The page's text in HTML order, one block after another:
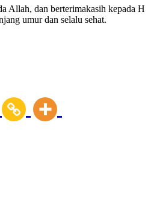
Allah, dan berterimakasih kepada H
umur dan selalu sehat.